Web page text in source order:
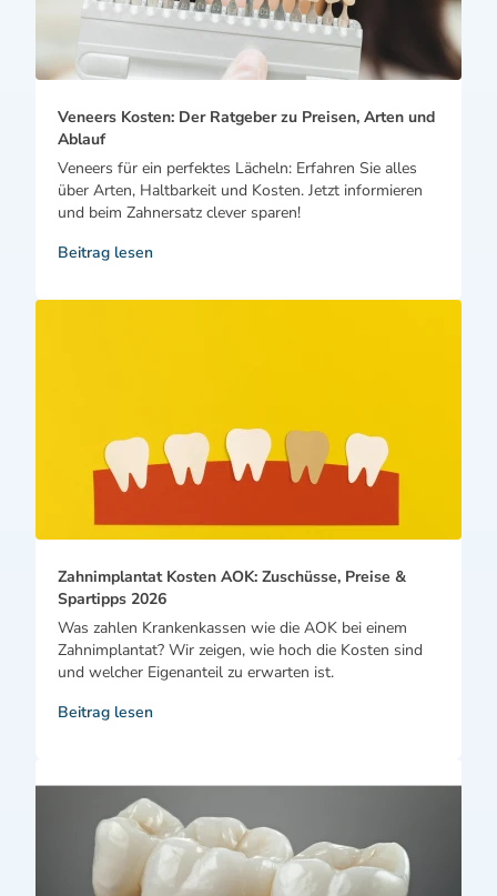
Veneers Kosten: Der Ratgeber zu Preisen, Arten und
Ablauf
Veneers für ein perfektes Lächeln: Erfahren Sie alles
über Arten, Haltbarkeit und Kosten. Jetzt informieren
und beim Zahnersatz clever sparen!
Beitrag lesen
Zahnimplantat Kosten AOK: Zuschüsse, Preise &
Spartipps 2026
Was zahlen Krankenkassen wie die AOK bei einem
Zahnimplantat? Wir zeigen, wie hoch die Kosten sind
und welcher Eigenanteil zu erwarten ist.
Beitrag lesen